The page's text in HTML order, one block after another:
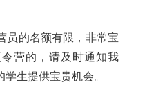
的名额有限，非常宝
营的，请及时通知我
生提供宝贵机会。